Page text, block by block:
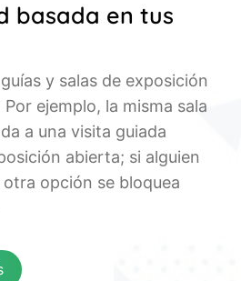
basada en tus
y salas de exposición
ejemplo, la misma sala
a una visita guiada
abierta; si alguien
opción se bloquea